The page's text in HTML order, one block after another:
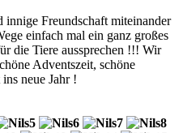
innige Freundschaft miteinander
einfach mal ein ganz großes
die Tiere aussprechen !!! Wir
Adventszeit, schöne
neue Jahr !